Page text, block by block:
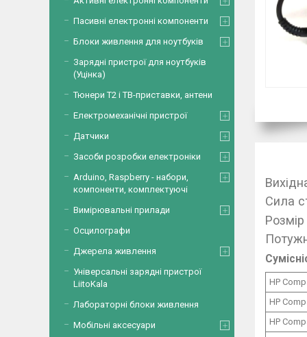
Сила
HP
HP
HP
Пасивні електронні компоненти
Блоки живлення для ноутбуків
Зарядні пристрої для ноутбуків
(Уцінка)
Тюнери Т2 і ТВ-приставки, антени
Електромеханічні пристрої
Датчики
Засоби розробки електроніки
Arduino, Raspberry - набори,
компоненти, комплектуючі
Вимірювальні прилади
Осцилографи
Джерела живлення
Універсальні зарядні пристрої
LiitoKala
Лабораторні блоки живлення
Мобільні аксесуари